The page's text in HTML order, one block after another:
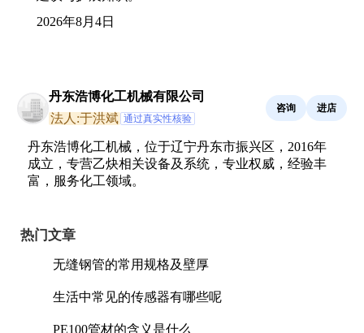
2026年8月4日
丹东浩博化工机械有限公司
法人:于洪斌 通过真实性核验
咨询 进店
丹东浩博化工机械，位于辽宁丹东市振兴区，2016年
成立，专营乙炔相关设备及系统，专业权威，经验丰
富，服务化工领域。
热门文章
无缝钢管的常用规格及壁厚
生活中常见的传感器有哪些呢
PE100管材的含义是什么